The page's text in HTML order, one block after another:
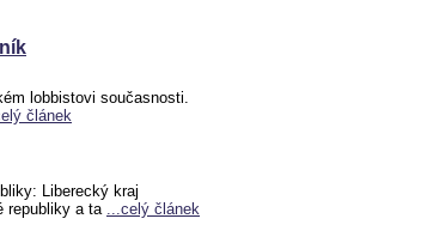
lobbistovi současnosti.
článek
Liberecký kraj
republiky a ta ...celý článek